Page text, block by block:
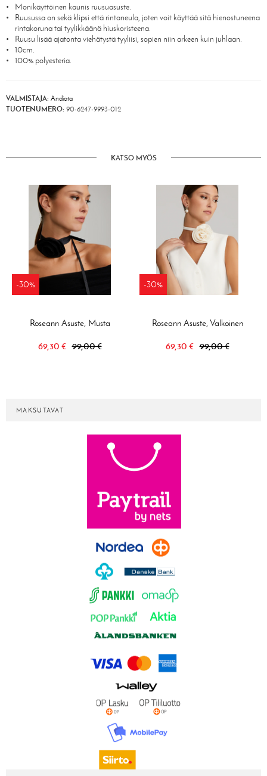
Monikäyttöinen kaunis ruusuasuste.
Ruusussa on sekä klipsi että rintaneula, joten voit käyttää sitä hienostuneena
rintakoruna tai tyylikkäänä hiuskoristeena.
Ruusu lisää ajatonta viehätystä tyyliisi, sopien niin arkeen kuin juhlaan.
10cm.
100% polyesteria.
VALMISTAJA: Andiata
TUOTENUMERO: 90-6247-9993-012
KATSO MYÖS
-30%
Roseann Asuste, Musta
69,30 € 99,00 €
-30%
Roseann Asuste, Valkoinen
69,30 € 99,00 €
MAKSUTAVAT